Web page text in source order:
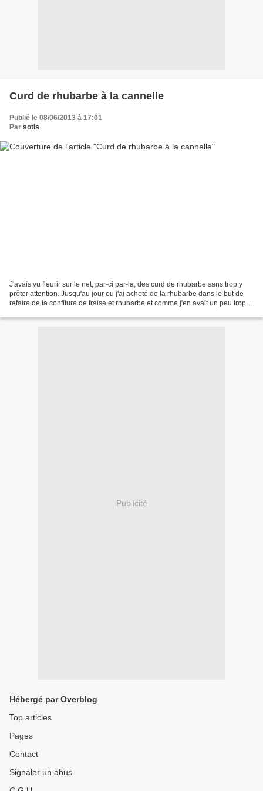
Curd de rhubarbe à la cannelle
Publié le 08/06/2013 à 17:01
Par sotis
J'avais vu fleurir sur le net, par-ci par-la, des curd de rhubarbe sans trop y
prêter attention. Jusqu'au jour ou j'ai acheté de la rhubarbe dans le but de
refaire de la confiture de fraise et rhubarbe et comme j'en avait un peu trop
Publicité
Hébergé par Overblog
Top articles
Pages
Contact
Signaler un abus